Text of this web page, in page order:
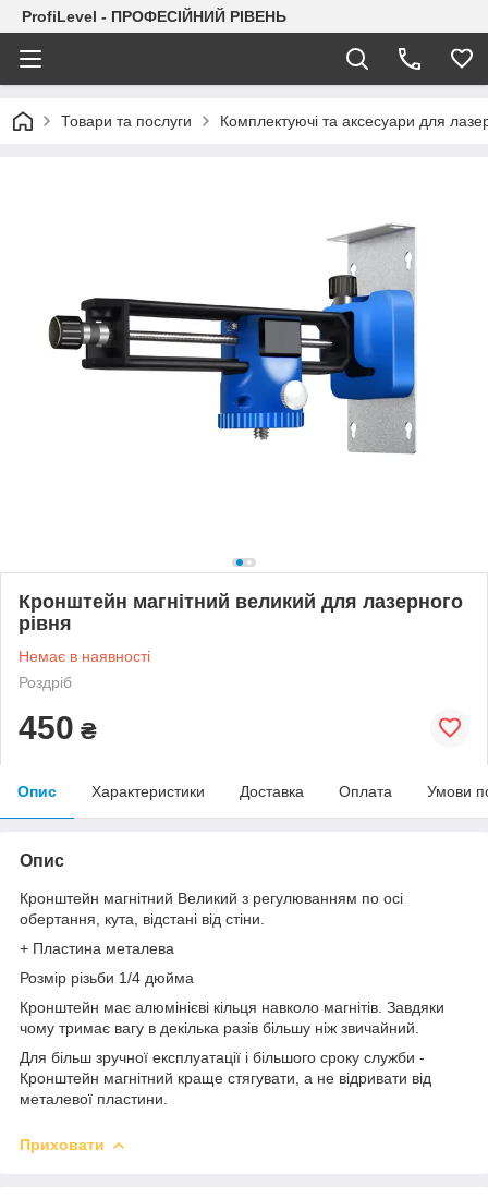
ProfiLevel - ПРОФЕСІЙНИЙ РІВЕНЬ
Товари та послуги Комплектуючі та аксесуари для
Кронштейн магнітний великий для лазерного
рівня
Немає в наявності
Роздріб
450 ₴
Опис Характеристики Доставка Оплата Умови
Опис
Кронштейн магнітний Великий з регулюванням по осі
обертання, кута, відстані від стіни.
+ Пластина металева
Розмір різьби 1/4 дюйма
Кронштейн має алюмінієві кільця навколо магнітів. Завдяки
чому тримає вагу в декілька разів більшу ніж звичайний.
Для більш зручної експлуатації і більшого сроку служби -
Кронштейн магнітний краще стягувати, а не відривати від
металевої пластини.
Приховати